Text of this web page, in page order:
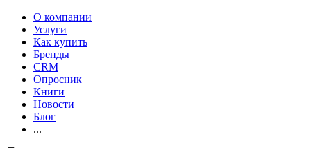
О компании
Услуги
Как купить
Бренды
CRM
Опросник
Книги
Новости
Блог
...